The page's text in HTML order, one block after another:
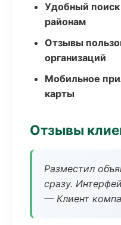
Удобный поиск
районам
Отзывы
организаций
Мобильное
карты
Отзывы
Разместил
сразу.
— Клиент